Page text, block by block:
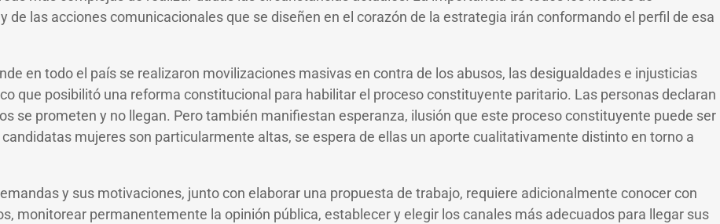
de las acciones comunicacionales que se diseñen en el corazón de la estrategia irán conformando el perfil de esa
en todo el país se realizaron movilizaciones masivas en contra de los abusos, las desigualdades e injusticias
que posibilitó una reforma constitucional para habilitar el proceso constituyente paritario. Las personas declaran
se prometen y no llegan. Pero también manifiestan esperanza, ilusión que este proceso constituyente puede ser
mujeres son particularmente altas, se espera de ellas un aporte cualitativamente distinto en torno a
y sus motivaciones, junto con elaborar una propuesta de trabajo, requiere adicionalmente conocer con
monitorear permanentemente la opinión pública, establecer y elegir los canales más adecuados para llegar sus